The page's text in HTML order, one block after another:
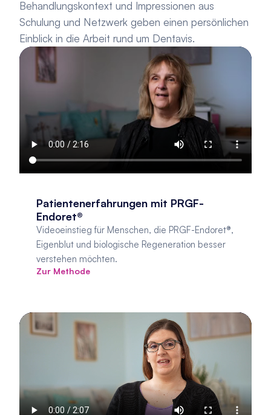
Behandlungskontext und Impressionen aus
Schulung und Netzwerk geben einen persönlichen
Einblick in die Arbeit rund um Dentavis.
Patientenerfahrungen mit PRGF-
Endoret®
Videoeinstieg für Menschen, die PRGF-Endoret®,
Eigenblut und biologische Regeneration besser
verstehen möchten.
Zur Methode